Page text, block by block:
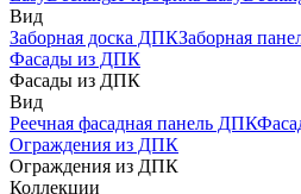
Вид
Заборная доска ДПКЗаборная
Фасады из ДПК
Фасады из ДПК
Вид
Реечная фасадная панель ДПК
Ограждения из ДПК
Ограждения из ДПК
Коллекции